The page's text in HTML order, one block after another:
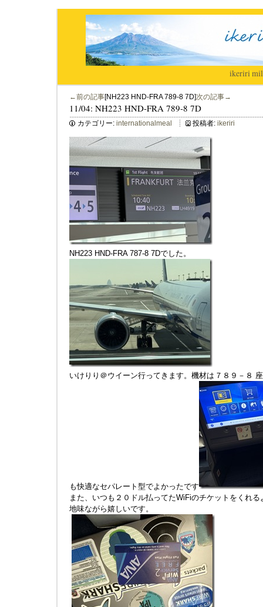
ikeriri|
←前の記事[NH223 HND-FRA 789-8 7D]次の記事→
11/04: NH223 HND-FRA 789-8 7D
カテゴリー: internationalmeal 投稿者: ikeriri
NH223 HND-FRA 787-8 7Dでした。
いけりり＠ウイーン行ってきます。機材は７８９－８
も快適なセパレート型でよかったです
また、いつも２０ドル払ってたWiFiのチケットをくれ
地味ながら嬉しいです。